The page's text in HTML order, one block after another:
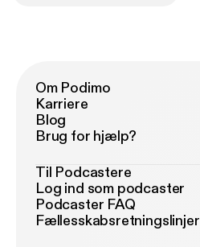
Om Podimo
Karriere
Blog
Brug for hjælp?
Til Podcastere
Log ind som podcaster
Podcaster FAQ
Fællesskabsretningslinjer